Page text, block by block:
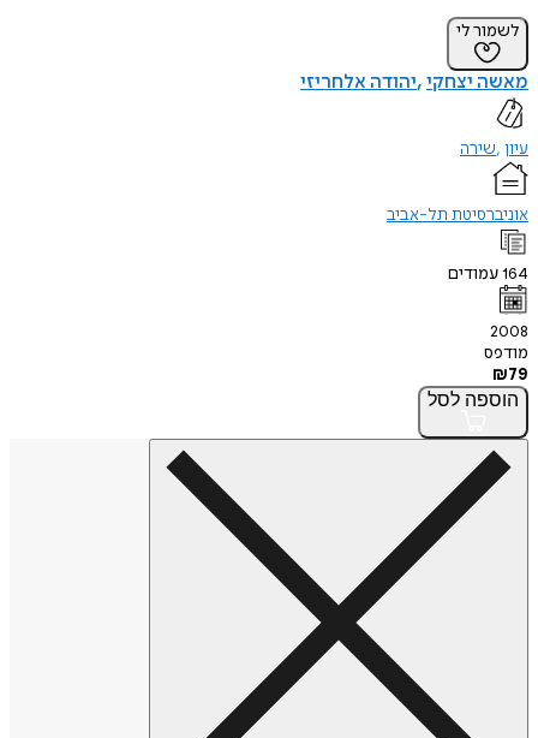
לשמור לי
מאשה יצחקי יהודה אלחריזי
עיון שירה
אוניברסיטת תל-אביב
164עמודים
2008
מודפס
₪79
הוספה לסל